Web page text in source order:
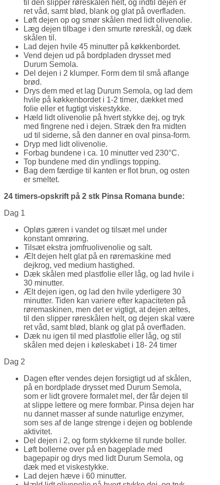
til den slipper røreskålen helt, og indtil dejen er
ret våd, samt blød, blank og glat på overfladen.
Løft dejen op og smør skålen med lidt olivenolie.
Læg dejen tilbage i den smurte røreskål, og dæk
skålen til.
Lad dejen hvile 45 minutter på køkkenbordet.
Vend dejen ud på bordpladen drysset med
Durum Semola.
Del dejen i 2 klumper. Form dem til små aflange
brød.
Drys dem med et lag Durum Semola, og lad dem
hvile på køkkenbordet i 1-2 timer, dækket med
folie eller et fugtigt viskestykke.
Hæld lidt olivenolie på hvert stykke dej, og tryk
med fingrene ned i dejen. Stræk den fra midten
ud til siderne, så den danner en oval pinsa-form.
Dryp med lidt olivenolie.
Forbag bundene i ca. 10 minutter ved 230°C.
Top bundene med din yndlings topping.
Bag dem færdige til kanten er flot brun, og osten
er smeltet.
24 timers-opskrift på 2 stk Pinsa Romana bunde:
Dag 1
Opløs gæren i vandet og tilsæt mel under
konstant omrøring.
Tilsæt ekstra jomfruolivenolie og salt.
Ælt dejen helt glat på en røremaskine med
dejkrog, ved medium hastighed.
Dæk skålen med plastfolie eller låg, og lad hvile i
30 minutter.
Ælt dejen igen, og lad den hvile yderligere 30
minutter. Tiden kan variere efter kapaciteten på
røremaskinen, men det er vigtigt, at dejen æltes,
til den slipper røreskålen helt, og dejen skal være
ret våd, samt blød, blank og glat på overfladen.
Dæk nu igen til med plastfolie eller låg, og stil
skålen med dejen i køleskabet i 18- 24 timer
Dag 2
Dagen efter vendes dejen forsigtigt ud af skålen,
på en bordplade drysset med Durum Semola,
som er lidt grovere formalet mel, der får dejen til
at slippe lettere og mere formbar. Pinsa dejen har
nu dannet masser af sunde naturlige enzymer,
som ses af de lange strenge i dejen og boblende
aktivitet.
Del dejen i 2, og form stykkerne til runde boller.
Løft bollerne over på en bageplade med
bagepapir og drys med lidt Durum Semola, og
dæk med et viskestykke.
Lad dejen hæve i 60 minutter.